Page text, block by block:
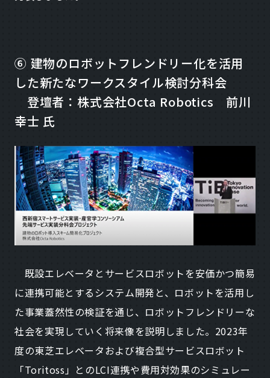
⑥ 建物のロボットフレンドリー化を活用
した新たなワークスタイル検討分科会
登壇者：株式会社Octa Robotics 前川
幸士 氏
既設エレベータとサービスロボットを安価かつ簡易
に連携可能とするシステム開発と、ロボットを活用し
た事業蓋然性の検証を通じ、ロボットフレンドリーな
社会を実現していく将来像を説明しました。2023年
度の東芝エレベータおよび複合型サービスロボット
「Toritoss」とのLCI連携や費用対効果のシミュレー